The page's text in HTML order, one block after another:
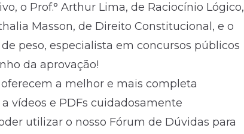
o Prof.° Arthur Lima, de Raciocínio Lógico,
Masson, de Direito Constitucional, e o
peso, especialista em concursos públicos
da aprovação!
a melhor e mais completa
vídeos e PDFs cuidadosamente
utilizar o nosso Fórum de Dúvidas para